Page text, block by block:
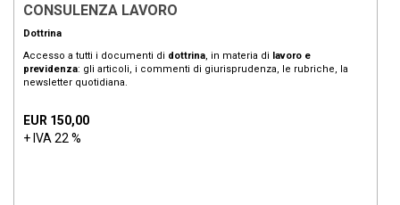
CONSULENZA LAVORO
Dottrina
Accesso a tutti i documenti di dottrina, in materia di lavoro e
previdenza: gli articoli, i commenti di giurisprudenza, le rubriche, la
newsletter quotidiana.
EUR 150,00
+ IVA 22 %